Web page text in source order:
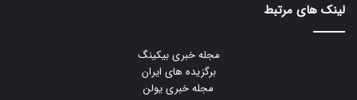
لینک های مرتبط
مجله خبری بیکینگ
برگزیده های ایران
مجله خبری یولن